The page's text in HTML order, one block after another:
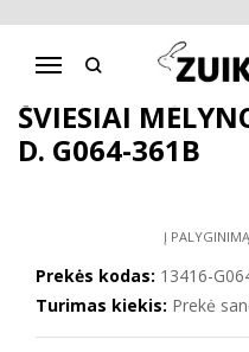
Navigacija
Pagrindinis Batai berniukui
Šviesiai mėlynos basutės 20-25
ŠVIESIAI
D. G064-361B
Į PALYGINIMĄ
Prekės kodas: 13416-
Turimas kiekis: Prekė